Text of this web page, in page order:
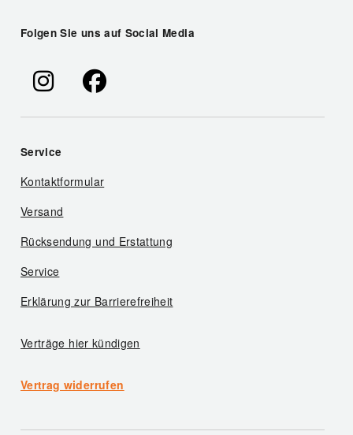
Folgen Sie uns auf Social Media
Service
Kontaktformular
Versand
Rücksendung und Erstattung
Service
Erklärung zur Barrierefreiheit
Verträge hier kündigen
Vertrag widerrufen